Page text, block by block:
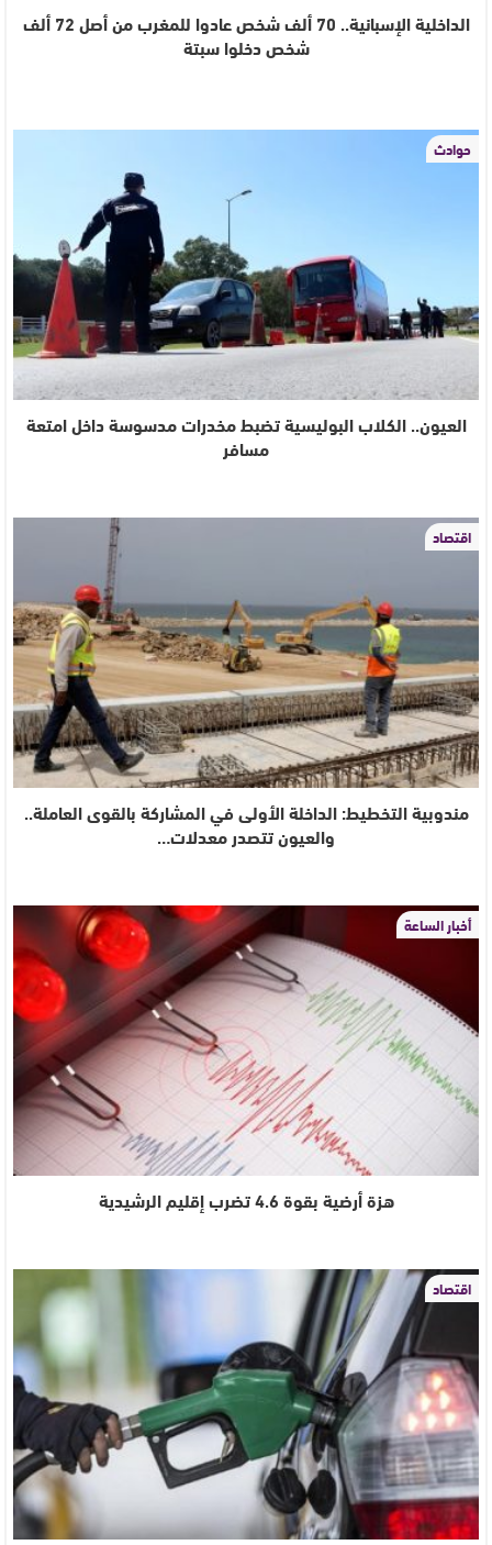
الداخلية الإسبانية.. 70 ألف شخص عادوا للمغرب من أصل 72 ألف
شخص دخلوا سبتة
حوادث
العيون.. الكلاب البوليسية تضبط مخدرات مدسوسة داخل امتعة
مسافر
اقتصاد
مندوبية التخطيط: الداخلة الأولى في المشاركة بالقوى العاملة..
والعيون تتصدر معدلات…
أخبار الساعة
هزة أرضية بقوة 4.6 تضرب إقليم الرشيدية
اقتصاد